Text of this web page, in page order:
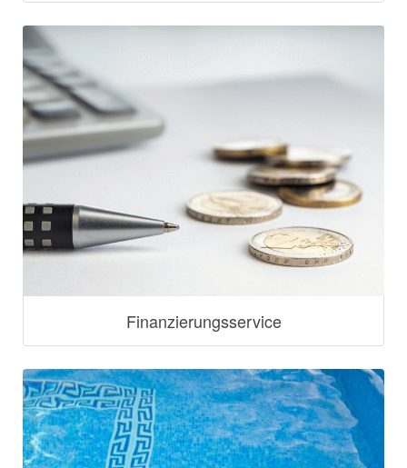
Finanzierungsservice